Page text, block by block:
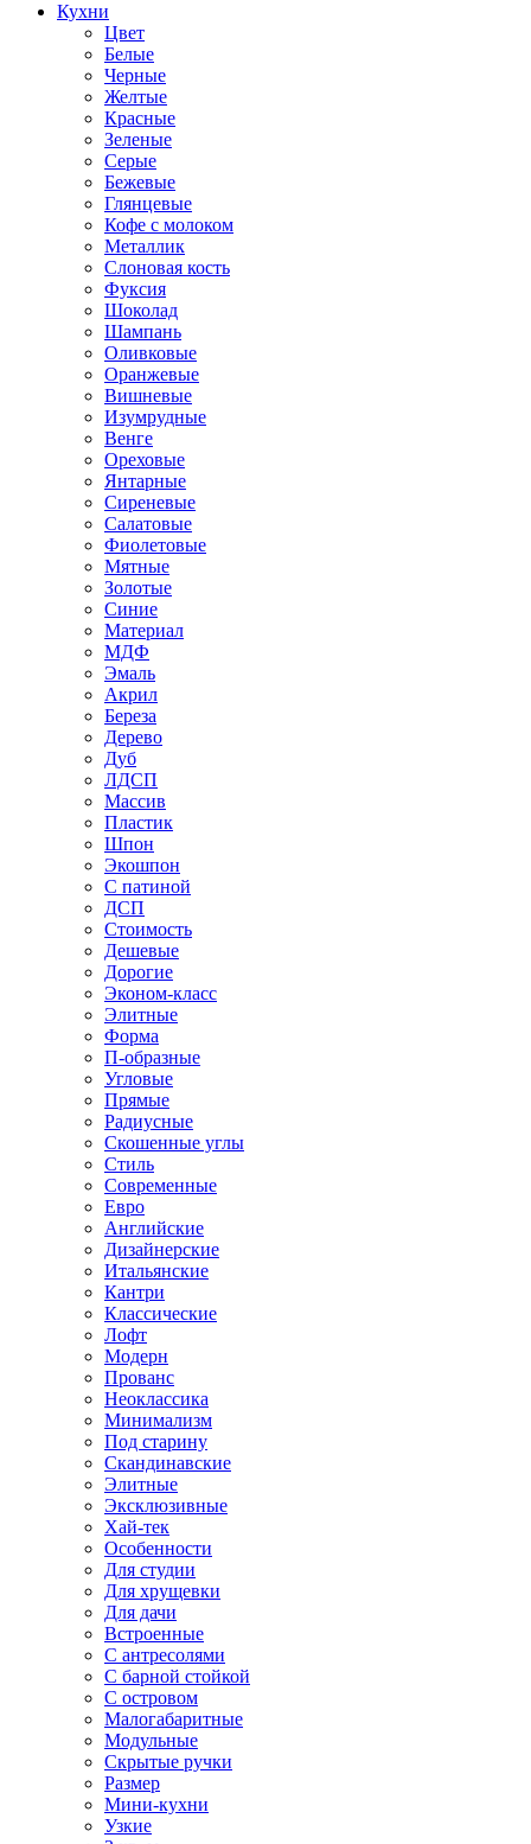
Кухни
Цвет
Белые
Черные
Желтые
Красные
Зеленые
Серые
Бежевые
Глянцевые
Кофе с молоком
Металлик
Слоновая кость
Фуксия
Шоколад
Шампань
Оливковые
Оранжевые
Вишневые
Изумрудные
Венге
Ореховые
Янтарные
Сиреневые
Салатовые
Фиолетовые
Мятные
Золотые
Синие
Материал
МДФ
Эмаль
Акрил
Береза
Дерево
Дуб
ЛДСП
Массив
Пластик
Шпон
Экошпон
С патиной
ДСП
Стоимость
Дешевые
Дорогие
Эконом-класс
Элитные
Форма
П-образные
Угловые
Прямые
Радиусные
Скошенные углы
Стиль
Современные
Евро
Английские
Дизайнерские
Итальянские
Кантри
Классические
Лофт
Модерн
Прованс
Неоклассика
Минимализм
Под старину
Скандинавские
Элитные
Эксклюзивные
Хай-тек
Особенности
Для студии
Для хрущевки
Для дачи
Встроенные
С антресолями
С барной стойкой
С островом
Малогабаритные
Модульные
Скрытые ручки
Размер
Мини-кухни
Узкие